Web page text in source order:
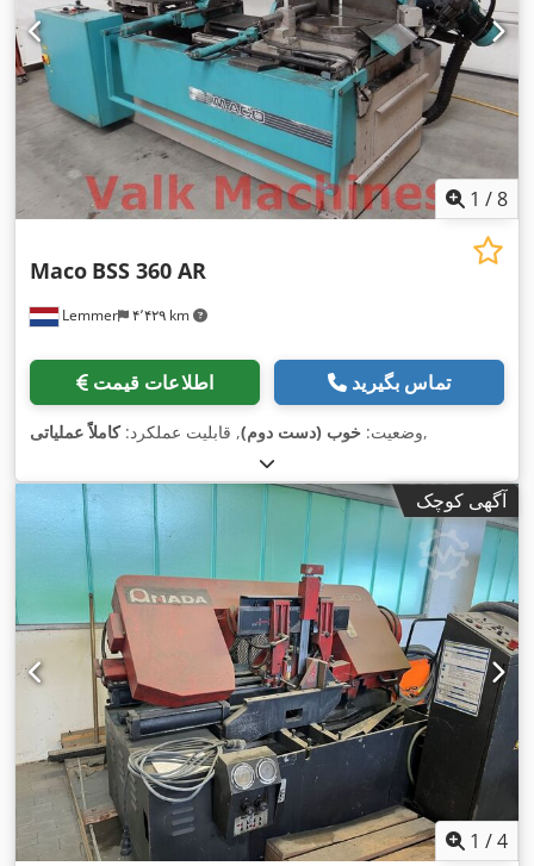
1 /8
Lemmer ۴٬۴۲۹ km
Maco BSS 360 AR
اطلاعات قیمت تماس بگیرید
وضعیت: خوب (دست دوم), قابلیت عملکرد:کاملاً عملیاتی ,
آگهی کوچک
1 /4